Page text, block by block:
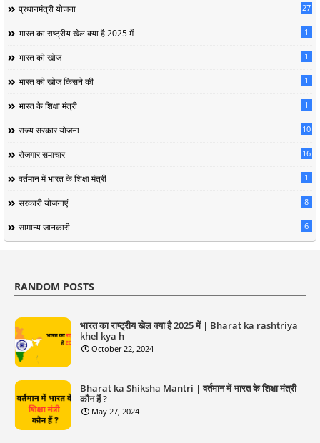
प्रधानमंत्री योजना 27
भारत का राष्ट्रीय खेल क्या है 2025 में 1
भारत की खोज 1
भारत की खोज किसने की 1
भारत के शिक्षा मंत्री 1
राज्य सरकार योजना 10
रोजगार समाचार 16
वर्तमान में भारत के शिक्षा मंत्री 1
सरकारी योजनाएं 8
सामान्य जानकारी 6
RANDOM POSTS
भारत का राष्ट्रीय खेल क्या है 2025 में | Bharat ka rashtriya
khel kya h
October 22, 2024
Bharat ka Shiksha Mantri | वर्तमान में भारत के शिक्षा मंत्री
कौन हैं ?
May 27, 2024